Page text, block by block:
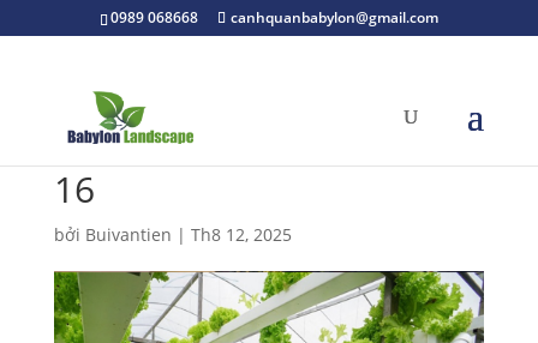
0989 068668 canhquanbabylon@gmail.com
16
bởi Buivantien | Th8 12, 2025